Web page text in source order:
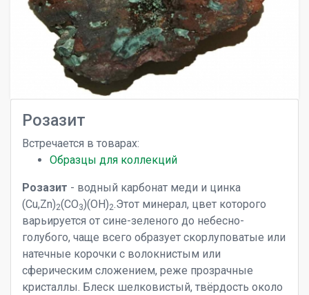
Розазит
Встречается в товарах:
Образцы для коллекций
Розазит - водный карбонат меди и цинка
(Cu,Zn)2(CO3)(OH)2.Этот минерал, цвет которого
варьируется от сине-зеленого до небесно-
голубого, чаще всего образует скорлуповатые или
натечные корочки с волокнистым или
сферическим сложением, реже прозрачные
кристаллы. Блеск шелковистый, твёрдость около